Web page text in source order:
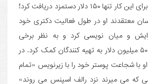
کمدی تبدیل کرد و برای این کار تنها ۱۵۰ دلار دستمزد دریافت کرد!
معتقدند او در طول فعالیت دکتری خود
و میان نویسی کرد و به نظر برخی
کارشناسان بیش از ۵۰ میلیون دلار به تهیه کنندگان کمک کرد. در
با شجاعت پوستر خود را با زیرنویس «تمام
که می میرند نزد رالف اسپنس می روند»